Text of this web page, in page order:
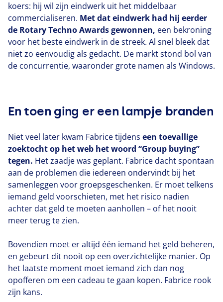
koers: hij wil zijn eindwerk uit het middelbaar
commercialiseren. Met dat eindwerk had hij eerder
de Rotary Techno Awards gewonnen, een bekroning
voor het beste eindwerk in de streek. Al snel bleek dat
niet zo eenvoudig als gedacht. De markt stond bol van
de concurrentie, waaronder grote namen als Windows.
En toen ging er een lampje branden
Niet veel later kwam Fabrice tijdens een toevallige
zoektocht op het web het woord “Group buying”
tegen. Het zaadje was geplant. Fabrice dacht spontaan
aan de problemen die iedereen ondervindt bij het
samenleggen voor groepsgeschenken. Er moet telkens
iemand geld voorschieten, met het risico nadien
achter dat geld te moeten aanhollen – of het nooit
meer terug te zien.
Bovendien moet er altijd één iemand het geld beheren,
en gebeurt dit nooit op een overzichtelijke manier. Op
het laatste moment moet iemand zich dan nog
opofferen om een cadeau te gaan kopen. Fabrice rook
zijn kans.